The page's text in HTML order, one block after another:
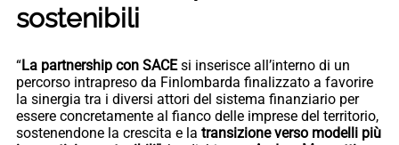
sostenibili
“La partnership con SACEsi inserisce all’interno di un
percorso intrapreso da Finlombarda finalizzato a favorire
la sinergia tra i diversi attori del sistema finanziario per
essere concretamente al fianco delle imprese del territorio,
sostenendone la crescita e la transizione verso modelli più